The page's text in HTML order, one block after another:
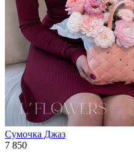
Сумочка Джаз
7 850